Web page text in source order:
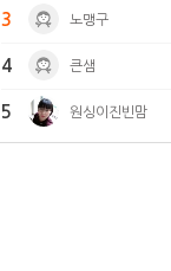
3 노맹구
4 큰샘
5 원싱이진빈맘